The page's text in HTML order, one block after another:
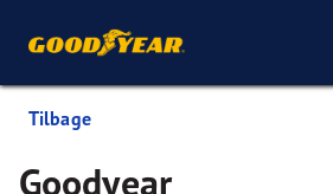
Tilbage
Goodyear